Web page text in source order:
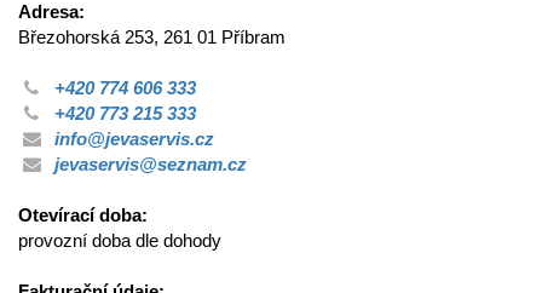
Adresa:
Březohorská 253, 261 01 Příbram
+420 774 606 333
+420 773 215 333
info@jevaservis.cz
jevaservis@seznam.cz
Otevírací doba:
provozní doba dle dohody